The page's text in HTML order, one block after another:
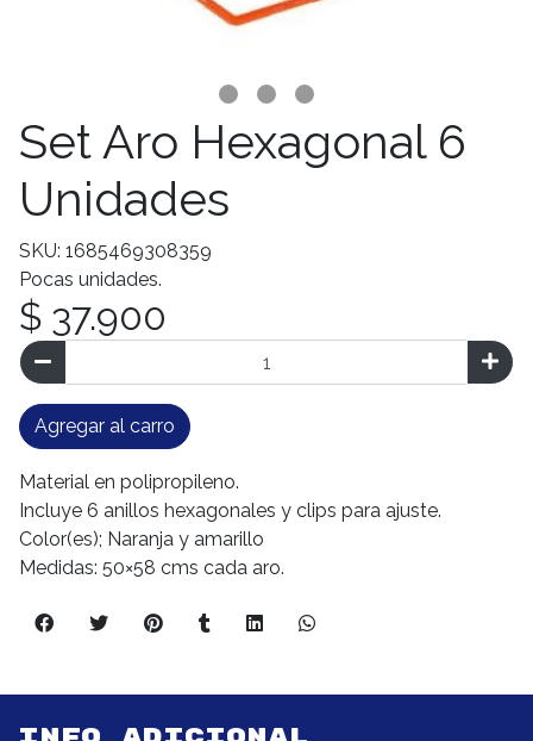
Set Aro Hexagonal 6
Unidades
SKU: 1685469308359
Pocas unidades.
$ 37.900
Agregar al carro
Material en polipropileno.
Incluye 6 anillos hexagonales y clips para ajuste.
Color(es); Naranja y amarillo
Medidas: 50×58 cms cada aro.